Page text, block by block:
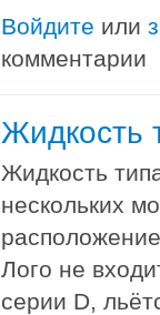
Войдите или
комментарии
Жидкость
Жидкость
нескольких
Лого не
серии D,